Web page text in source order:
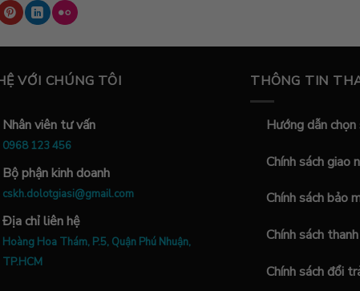
VỚI CHÚNG TÔI
Nhân viên tư vấn
0968 123 456
Bộ phận kinh doanh
cskh.dolotgiasi@gmail.com
Địa chỉ liên hệ
Hoàng Hoa Thám, P.5, Quận Phú Nhuận,
TP.HCM
THÔNG TIN
Hướng dẫn chọn
Chính sách giao
Chính sách bảo
Chính sách
Chính sách đổi